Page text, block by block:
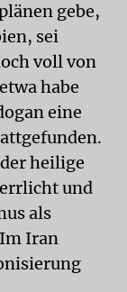
gebe,
sei
voll von
habe
eine
heilige
und
als
Iran